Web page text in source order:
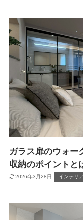
ガラス扉のウォー
収納のポイントと
2026年3月28日 インテリ